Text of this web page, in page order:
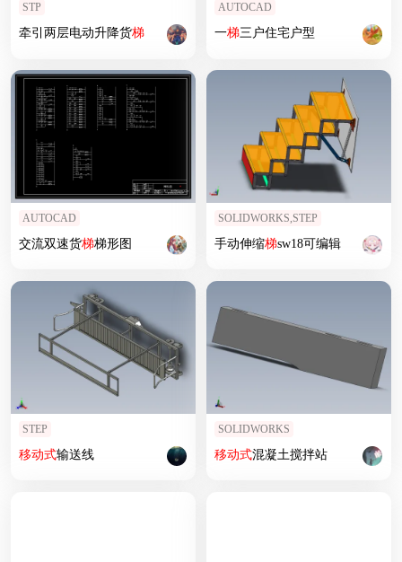
STP
牵引两层电动升降货梯
AUTOCAD
一梯三户住宅户型
AUTOCAD
交流双速货梯梯形图
SOLIDWORKS,STEP
手动伸缩梯sw18可编辑
STEP
移动式输送线
SOLIDWORKS
移动式混凝土搅拌站